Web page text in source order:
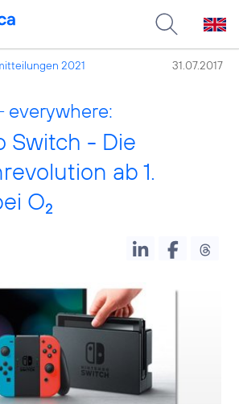
2021 31.07.2017
everywhere:
Switch - Die
ab 1.
O2